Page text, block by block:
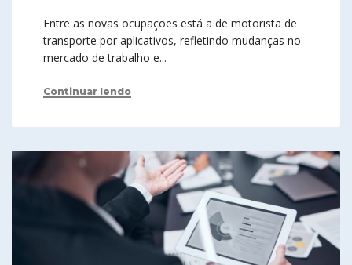
Entre as novas ocupações está a de motorista de
transporte por aplicativos, refletindo mudanças no
mercado de trabalho e...
Continuar lendo